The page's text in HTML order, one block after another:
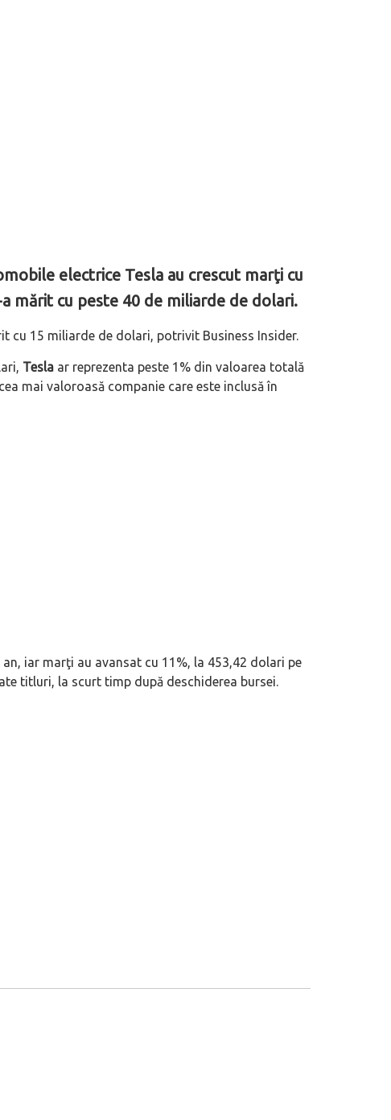
electrice Tesla au crescut marţi cu
mărit cu peste 40 de miliarde de dolari.
cu 15 miliarde de dolari, potrivit Business Insider.
Teslaar reprezenta peste 1% din valoarea totală
mai valoroasă companie care este inclusă în
iar marţi au avansat cu 11%, la 453,42 dolari pe
titluri, la scurt timp după deschiderea bursei.